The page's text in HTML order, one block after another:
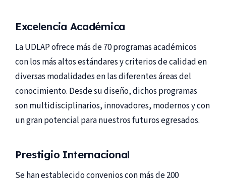
Excelencia Académica
La UDLAP ofrece más de 70 programas académicos
con los más altos estándares y criterios de calidad en
diversas modalidades en las diferentes áreas del
conocimiento. Desde su diseño, dichos programas
son multidisciplinarios, innovadores, modernos y con
un gran potencial para nuestros futuros egresados.
Prestigio Internacional
Se han establecido convenios con más de 200